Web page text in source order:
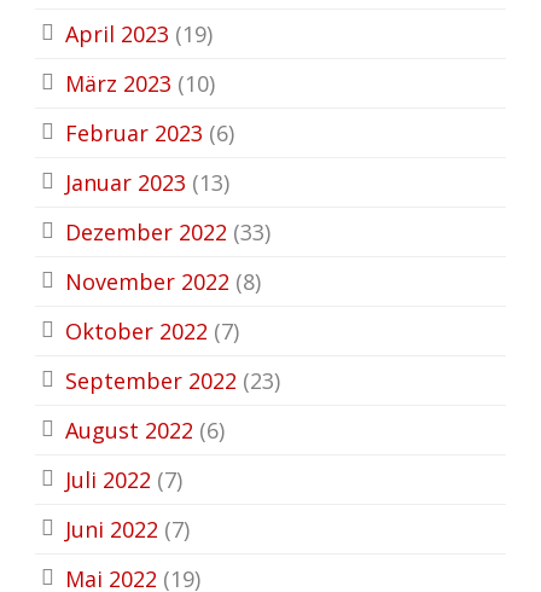
April 2023 (19)
März 2023 (10)
Februar 2023 (6)
Januar 2023 (13)
Dezember 2022 (33)
November 2022 (8)
Oktober 2022 (7)
September 2022 (23)
August 2022 (6)
Juli 2022 (7)
Juni 2022 (7)
Mai 2022 (19)